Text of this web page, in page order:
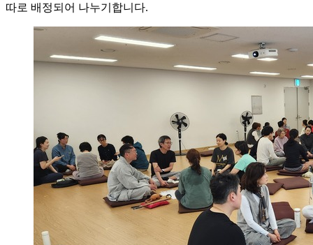
따로 배정되어 나누기합니다.